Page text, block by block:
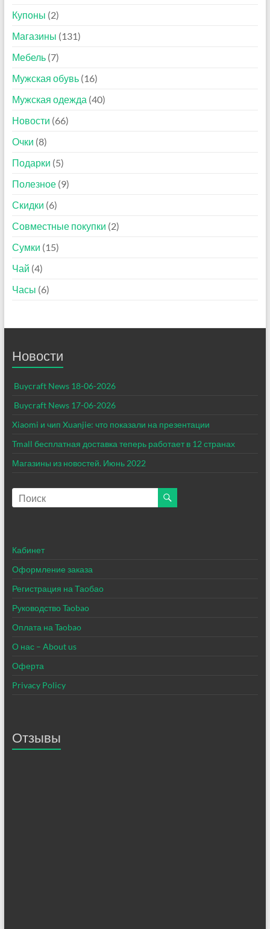
Купоны (2)
Магазины (131)
Мебель(7)
Мужская обувь(16)
Мужская одежда (40)
Новости (66)
Очки (8)
Подарки (5)
Полезное(9)
Скидки (6)
Совместные покупки (2)
Сумки (15)
Чай (4)
Часы (6)
Новости
Buycraft News 18-06-2026
Buycraft News 17-06-2026
Xiaomi и чип Xuanjie: что показали на презентации
Tmall бесплатная доставка теперь работает в 12 странах
Магазины из новостей. Июнь 2022​
Кабинет
Оформление заказа
Регистрация на Таобао
Руководство Taobao
Оплата на Taobao
О нас – About us
Оферта
Privacy Policy
Отзывы